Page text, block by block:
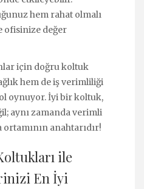
hem rahat olmalı
ofisinize değer
için doğru koltuk
hem de iş verimliliği
oynuyor. İyi bir koltuk,
aynı zamanda verimli
ortamının anahtarıdır!
ile
En İyi